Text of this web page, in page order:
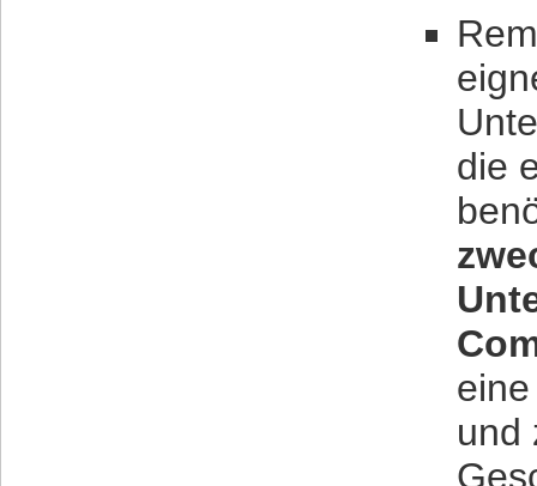
die
und